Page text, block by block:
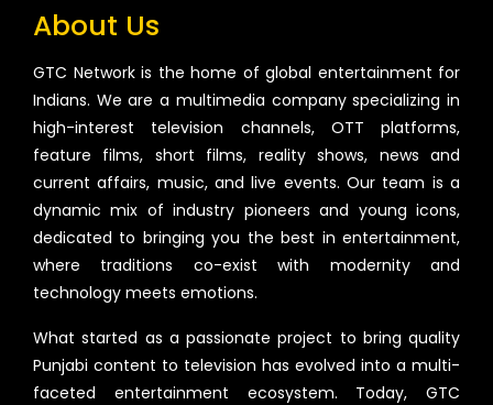
About Us
GTC Network is the home of global entertainment for
Indians. We are a multimedia company specializing in
high-interest television channels, OTT platforms,
feature films, short films, reality shows, news and
current affairs, music, and live events. Our team is a
dynamic mix of industry pioneers and young icons,
dedicated to bringing you the best in entertainment,
where traditions co-exist with modernity and
technology meets emotions.
What started as a passionate project to bring quality
Punjabi content to television has evolved into a multi-
faceted entertainment ecosystem. Today, GTC